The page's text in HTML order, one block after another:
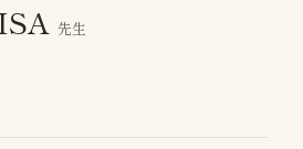
先生